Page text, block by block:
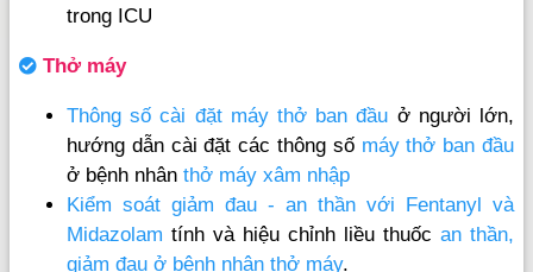
trong ICU
Thở máy
Thông số cài đặt máy thở ban đầu ở người lớn,
hướng dẫn cài đặt các thông số máy thở ban đầu
ở bệnh nhân thở máy xâm nhập
Kiểm soát giảm đau - an thần với Fentanyl và
Midazolam tính và hiệu chỉnh liều thuốc an thần,
giảm đau ở bệnh nhân thở máy.